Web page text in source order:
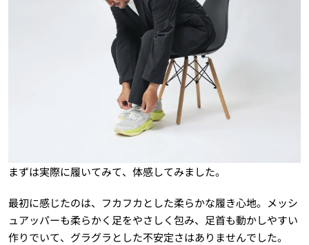
まずは実際に履いてみて、体感してみました。
最初に感じたのは、フカフカとした柔らかな履き心地。メッシ
ュアッパーも柔らかく足をやさしく包み、足首も動かしやすい
作りでいて、グラグラとした不安定さはありませんでした。